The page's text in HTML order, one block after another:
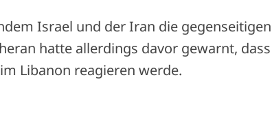
Israel und der Iran die gegenseitigen
hatte allerdings davor gewarnt, dass
Libanon reagieren werde.